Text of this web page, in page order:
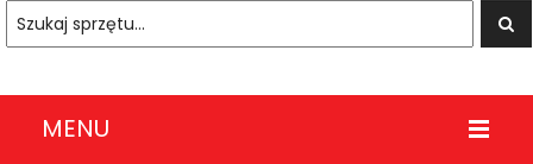
MENU